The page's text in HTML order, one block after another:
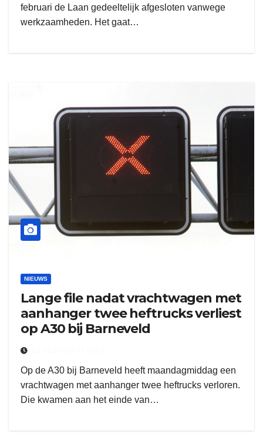
februari de Laan gedeeltelijk afgesloten vanwege
werkzaamheden. Het gaat…
NIEUWS
Lange file nadat vrachtwagen met
aanhanger twee heftrucks verliest
op A30 bij Barneveld
Op de A30 bij Barneveld heeft maandagmiddag een
vrachtwagen met aanhanger twee heftrucks verloren.
Die kwamen aan het einde van…